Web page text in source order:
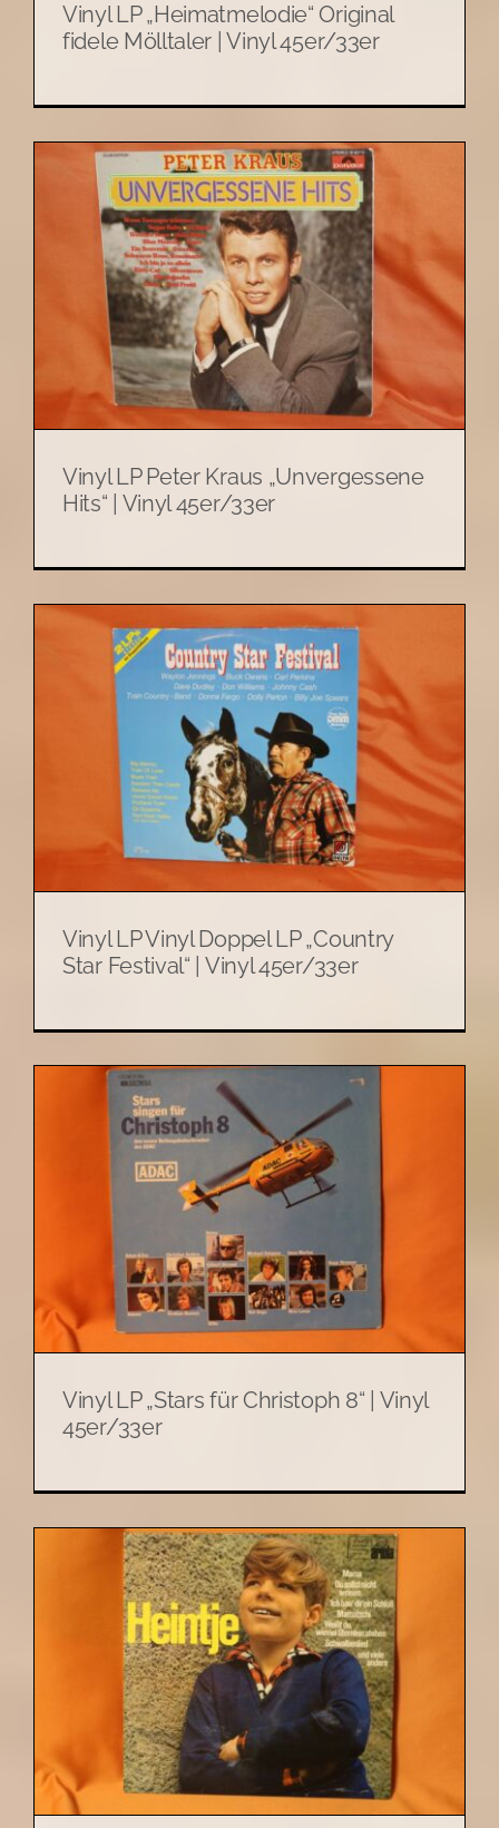
Vinyl LP „Heimatmelodie“ Original
fidele Mölltaler | Vinyl 45er/33er
Vinyl LP Peter Kraus „Unvergessene
Hits“ | Vinyl 45er/33er
Vinyl LP Vinyl Doppel LP „Country
Star Festival“ | Vinyl 45er/33er
Vinyl LP „Stars für Christoph 8“ | Vinyl
45er/33er